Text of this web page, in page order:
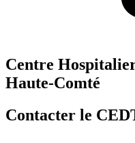
Centre
Haute-Comté
Contacter le